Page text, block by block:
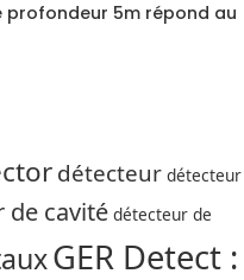
profondeur 5m répond au
détecteur détecteur
de cavité détecteur de
GER Detect :